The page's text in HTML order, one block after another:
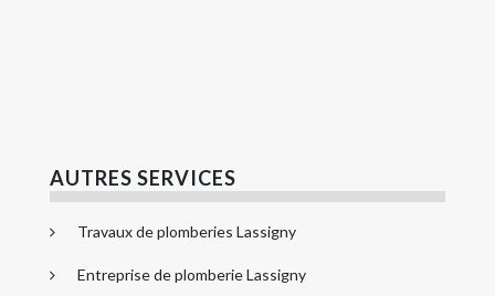
AUTRES SERVICES
Travaux de plomberies Lassigny
Entreprise de plomberie Lassigny